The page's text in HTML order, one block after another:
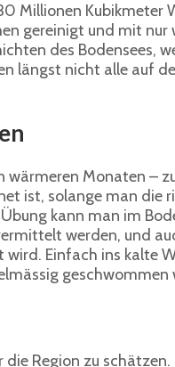
Kubikmeter
gereinigt und mit
des Bodensees,
längst nicht alle
Monaten –
ist, solange man
kann man im
werden, und
Einfach ins kalte
Region zu